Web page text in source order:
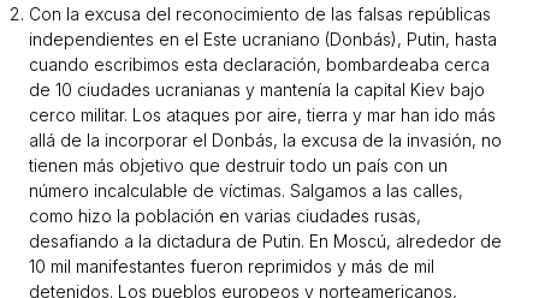
Con la excusa del reconocimiento de las falsas repúblicas
independientes en el Este ucraniano (Donbás), Putin, hasta
cuando escribimos esta declaración, bombardeaba cerca
de 10 ciudades ucranianas y mantenía la capital Kiev bajo
cerco militar. Los ataques por aire, tierra y mar han ido más
allá de la incorporar el Donbás, la excusa de la invasión, no
tienen más objetivo que destruir todo un país con un
número incalculable de víctimas. Salgamos a las calles,
como hizo la población en varias ciudades rusas,
desafiando a la dictadura de Putin. En Moscú, alrededor de
10 mil manifestantes fueron reprimidos y más de mil
detenidos. Los pueblos europeos y norteamericanos,